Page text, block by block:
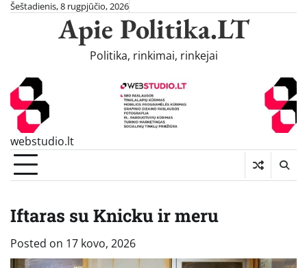
SkipŠeštadienis, 8 rugpjūčio, 2026
Apie Politika.LT
Politika, rinkimai, rinkejai
webstudio.lt
Iftaras su Knicku ir meru
Posted on 17 kovo, 2026